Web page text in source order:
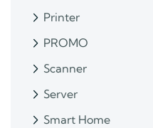
Printer
PROMO
Scanner
Server
Smart Home